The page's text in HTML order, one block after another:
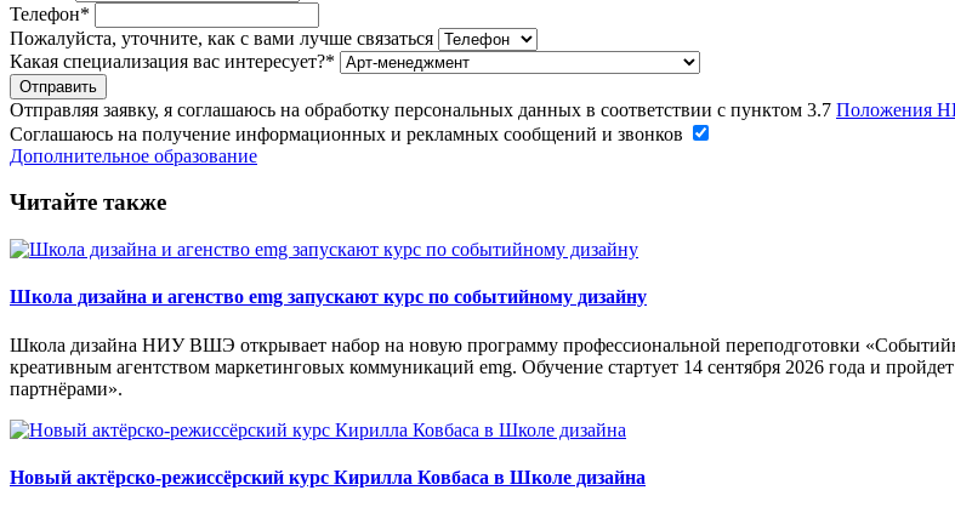
Телефон*
Пожалуйста, уточните, как с вами лучше связаться
Какая специализация вас интересует?*
Отправляя заявку, я соглашаюсь на обработку персональных данных в соответствии с пунктом 3.7 Положения
Соглашаюсь на получение информационных и рекламных сообщений и звонков
Дополнительное образование
Читайте также
Школа дизайна и агенство emg запускают курс по событийному дизайну
Школа дизайна НИУ ВШЭ открывает набор на новую программу профессиональной переподготовки
креативным агентством маркетинговых коммуникаций emg. Обучение стартует 14 сентября 2026 года и
партнёрами».
Новый актёрско-режиссёрский курс Кирилла Ковбаса в Школе дизайна